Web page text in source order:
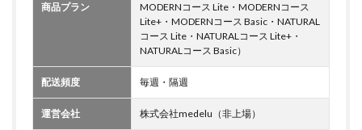
商品プラン
MODERNコース Lite・MODERNコース
Lite+・MODERNコース Basic・NATURAL
コース Lite・NATURALコース Lite+・
NATURALコース Basic）
配送頻度 毎週・隔週
運営会社 株式会社medelu（非上場）